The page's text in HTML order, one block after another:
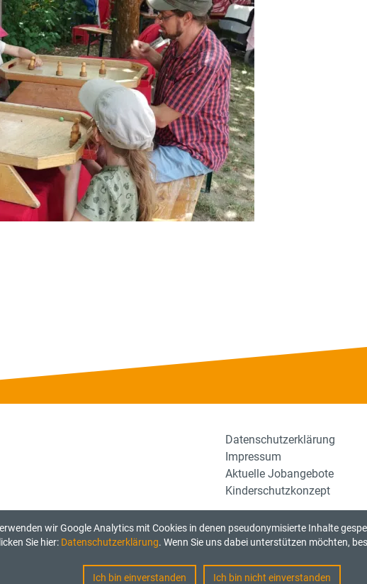
wir Google Analytics mit Cookies in denen pseudonymisierte Inhalte
Sie hier: Datenschutzerklärung. Wenn Sie uns dabei unterstützen möchten,
Ich bin einverstanden Ich bin nicht einverstanden
Datenschutzerklärung
Impressum
Aktuelle Jobangebote
Kinderschutzkonzept